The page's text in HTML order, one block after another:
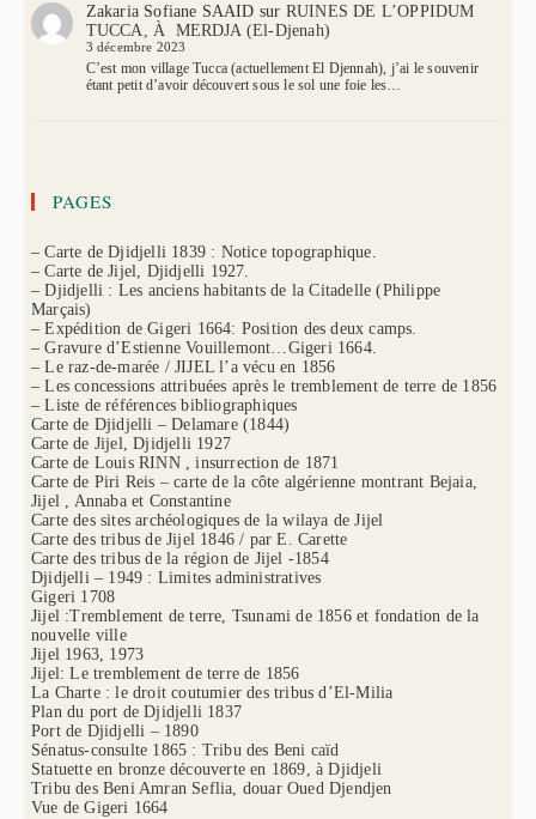
Zakaria Sofiane SAAID sur RUINES DE L’OPPIDUM
TUCCA, À MERDJA (El-Djenah)
3 décembre 2023
C’est mon village Tucca (actuellement El Djennah), j’ai le souvenir
étant petit d’avoir découvert sous le sol une foie les…
PAGES
– Carte de Djidjelli 1839 : Notice topographique.
– Carte de Jijel, Djidjelli 1927.
– Djidjelli : Les anciens habitants de la Citadelle (Philippe
Marçais)
– Expédition de Gigeri 1664: Position des deux camps.
– Gravure d’Estienne Vouillemont…Gigeri 1664.
– Le raz-de-marée / JIJEL l’a vécu en 1856
– Les concessions attribuées après le tremblement de terre de 1856
– Liste de références bibliographiques
Carte de Djidjelli – Delamare (1844)
Carte de Jijel, Djidjelli 1927
Carte de Louis RINN , insurrection de 1871
Carte de Piri Reis – carte de la côte algérienne montrant Bejaia,
Jijel , Annaba et Constantine
Carte des sites archéologiques de la wilaya de Jijel
Carte des tribus de Jijel 1846 / par E. Carette
Carte des tribus de la région de Jijel -1854
Djidjelli – 1949 : Limites administratives
Gigeri 1708
Jijel :Tremblement de terre, Tsunami de 1856 et fondation de la
nouvelle ville
Jijel 1963, 1973
Jijel: Le tremblement de terre de 1856
La Charte : le droit coutumier des tribus d’El-Milia
Plan du port de Djidjelli 1837
Port de Djidjelli – 1890
Sénatus-consulte 1865 : Tribu des Beni caïd
Statuette en bronze découverte en 1869, à Djidjeli
Tribu des Beni Amran Seflia, douar Oued Djendjen
Vue de Gigeri 1664